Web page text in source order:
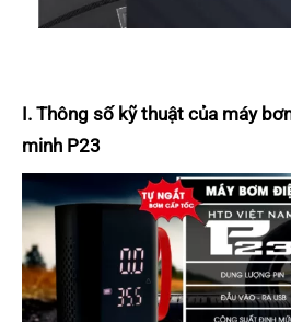
I. Thông số kỹ thuật của máy
minh P23